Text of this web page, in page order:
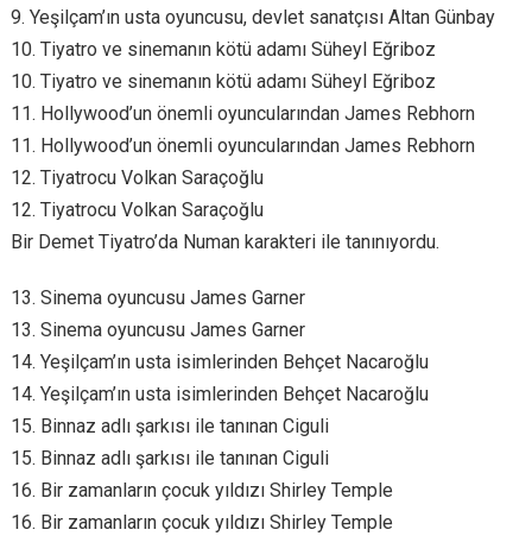
9. Yeşilçam’ın usta oyuncusu, devlet sanatçısı Altan Günbay
10. Tiyatro ve sinemanın kötü adamı Süheyl Eğriboz
10. Tiyatro ve sinemanın kötü adamı Süheyl Eğriboz
11. Hollywood’un önemli oyuncularından James Rebhorn
11. Hollywood’un önemli oyuncularından James Rebhorn
12. Tiyatrocu Volkan Saraçoğlu
12. Tiyatrocu Volkan Saraçoğlu
Bir Demet Tiyatro’da Numan karakteri ile tanınıyordu.
13. Sinema oyuncusu James Garner
13. Sinema oyuncusu James Garner
14. Yeşilçam’ın usta isimlerinden Behçet Nacaroğlu
14. Yeşilçam’ın usta isimlerinden Behçet Nacaroğlu
15. Binnaz adlı şarkısı ile tanınan Ciguli
15. Binnaz adlı şarkısı ile tanınan Ciguli
16. Bir zamanların çocuk yıldızı Shirley Temple
16. Bir zamanların çocuk yıldızı Shirley Temple